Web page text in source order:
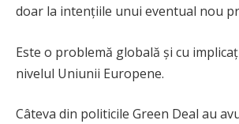
doar la intențiile unui eventual nou
Este o problemă globală și cu
nivelul Uniunii Europene.
Câteva din politicile Green Deal au